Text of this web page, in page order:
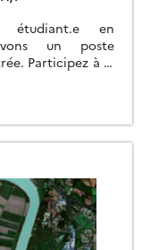
étudiant.e en
un poste
Participez à la